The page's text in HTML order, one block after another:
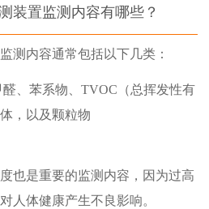
装置监测内容有哪些？
测内容通常包括以下几类：
、苯系物、TVOC（总挥发性有
，以及颗粒物
也是重要的监测内容，因为过高
人体健康产生不良影响。